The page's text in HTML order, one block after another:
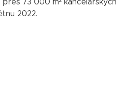
73 000 m² kancelářských
2022.